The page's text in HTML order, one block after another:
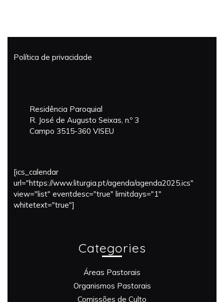
Política de privacidade
Residência Paroquial
R. José de Augusto Seixas, n.º 3
Campo 3515-360 VISEU
[ics_calendar
url="https://www.liturgia.pt/agenda/agenda2025.ics"
view="list" eventdesc="true" limitdays="1"
whitetext="true"]
Categories
Áreas Pastorais
Organismos Pastorais
Comissões de Culto